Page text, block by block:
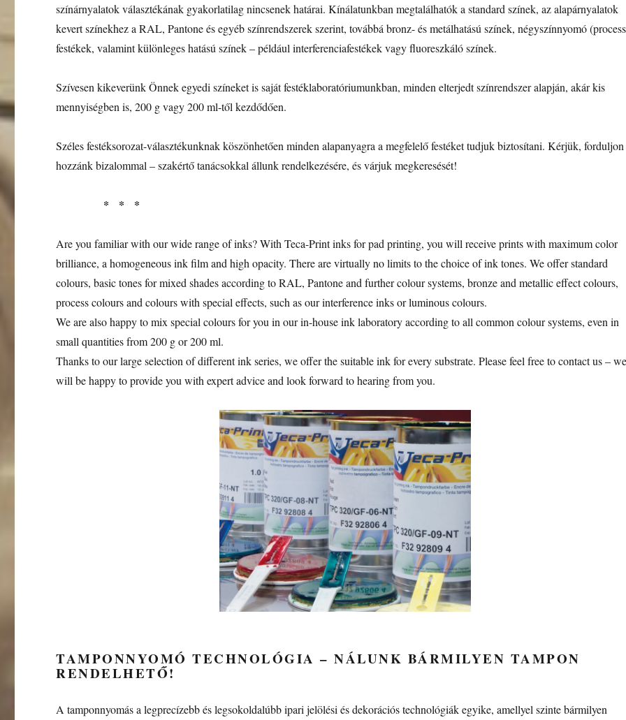
színárnyalatok választékának gyakorlatilag nincsenek határai. Kínálatunkban megtalálhatók a standard színek, az alapárnyalatok
kevert színekhez a RAL, Pantone és egyéb színrendszerek szerint, továbbá bronz- és metálhatású színek, négyszínnyomó
festékek, valamint különleges hatású színek – például interferenciafestékek vagy fluoreszkáló színek.
Szívesen kikeverünk Önnek egyedi színeket is saját festéklaboratóriumunkban, minden elterjedt színrendszer alapján, akár kis
mennyiségben is, 200 g vagy 200 ml-től kezdődően.
Széles festéksorozat-választékunknak köszönhetően minden alapanyagra a megfelelő festéket tudjuk biztosítani. Kérjük, forduljon
hozzánk bizalommal – szakértő tanácsokkal állunk rendelkezésére, és várjuk megkeresését!
* * *
Are you familiar with our wide range of inks? With Teca-Print inks for pad printing, you will receive prints with maximum color
brilliance, a homogeneous ink film and high opacity. There are virtually no limits to the choice of ink tones. We offer standard
colours, basic tones for mixed shades according to RAL, Pantone and further colour systems, bronze and metallic effect colours,
process colours and colours with special effects, such as our interference inks or luminous colours.
We are also happy to mix special colours for you in our in-house ink laboratory according to all common colour systems, even in
small quantities from 200 g or 200 ml.
Thanks to our large selection of different ink series, we offer the suitable ink for every substrate. Please feel free to contact us –
will be happy to provide you with expert advice and look forward to hearing from you.
TAMPONNYOMÓ TECHNOLÓGIA – NÁLUNK BÁRMILYEN TAMPON
RENDELHETŐ!
A tamponnyomás a legprecízebb és legsokoldalúbb ipari jelölési és dekorációs technológiák egyike, amellyel szinte bármilyen